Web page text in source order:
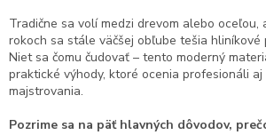
Tradične sa volí medzi drevom alebo oceľou,
rokoch sa stále väčšej obľube tešia hliníkové
Niet sa čomu čudovať – tento moderný
praktické výhody, ktoré ocenia profesionáli
majstrovania.
Pozrime sa na päť hlavných dôvodov,